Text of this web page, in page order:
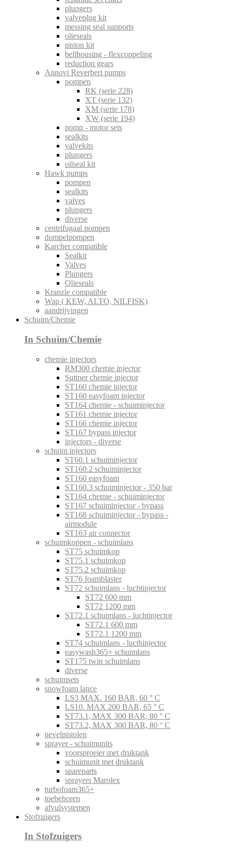
plungers
valveplug kit
messing seal supports
olieseals
piston kit
bellhousing - flexcoppeling
reduction gears
Annovi Reverberi pumps
pompen
RK (serie 228)
XT (serie 132)
XM (serie 178)
XW (serie 194)
pomp - motor sets
sealkits
valvekits
plungers
oilseal kit
Hawk pumps
pompen
sealkits
valves
plungers
diverse
centrifugaal pompen
dompelpompen
Karcher compatible
Sealkit
Valves
Plungers
Olieseals
Kranzle compatible
Wap ( KEW, ALTO, NILFISK)
aandrijvingen
Schuim/Chemie
In Schuim/Chemie
chemie injectors
RM300 chemie injector
Suttner chemie injector
ST160 chemie injector
ST160 easyfoam injector
ST164 chemie - schuiminjector
ST161 chemie injector
ST166 chemie injector
ST167 bypass injector
injectors - diverse
schuim injectors
ST60.1 schuiminjector
ST160.2 schuiminjector
ST160 easyfoam
ST160.3 schuiminjector - 350 bar
ST164 chemie - schuiminjector
ST167 schuiminjector - bypass
ST168 schuiminjector - bypass -
airmodule
ST163 air connector
schuimkoppen - schuimlans
ST75 schuimkop
ST75.1 schuimkop
ST75.2 schuimkop
ST76 foamblaster
ST72 schuimlans - luchtinjector
ST72 600 mm
ST72 1200 mm
ST72.1 schuimlans - luchtinjector
ST72.1 600 mm
ST72.1 1200 mm
ST74 schuimlans - lucthinjector
easywash365+ schuimlans
ST175 twin schuimlans
diverse
schuimsets
snowfoam lance
LS3 MAX. 160 BAR, 60 ° C
LS10. MAX 200 BAR, 65 ° C
ST73.1, MAX 300 BAR, 80 ° C
ST73.2, MAX 300 BAR, 80 ° C
nevelpistolen
sprayer - schuimunits
voorsproeier met druktank
schuimunit met druktank
spareparts
sprayers Marolex
turbofoam365+
toebehoren
afvulsystemen
Stofzuigers
In Stofzuigers